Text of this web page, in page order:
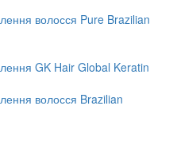
волосся Pure Brazilian
GK Hair Global Keratin
волосся Brazilian